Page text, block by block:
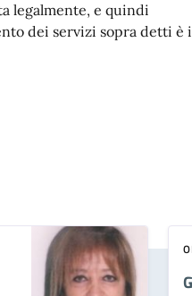
legalmente, e quindi
dei servizi sopra detti è